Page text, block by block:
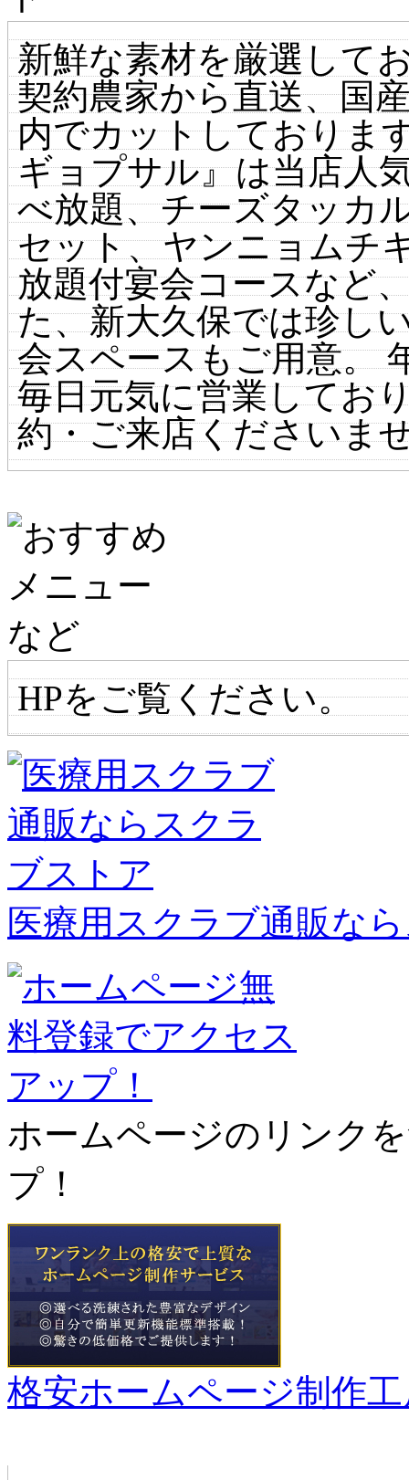
新鮮な素材を厳選して
契約農家から直送、国
内でカットしておりま
ギョプサル』は当店人
べ放題、チーズタッカ
セット、ヤンニョムチ
放題付宴会コースなど
た、新大久保では珍し
会スペースもご用意。
毎日元気に営業してお
約・ご来店くださいま
HPをご覧ください。
医療用スクラブ通販な
ホームページのリンク
プ！
格安ホームページ制作